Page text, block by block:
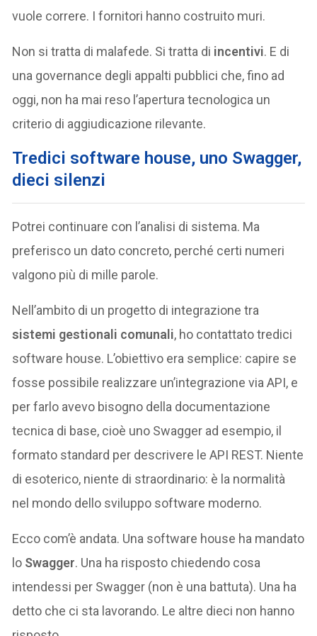
vuole correre. I fornitori hanno costruito muri.
Non si tratta di malafede. Si tratta di incentivi. E di
una governance degli appalti pubblici che, fino ad
oggi, non ha mai reso l’apertura tecnologica un
criterio di aggiudicazione rilevante.
Tredici software house, uno Swagger,
dieci silenzi
Potrei continuare con l’analisi di sistema. Ma
preferisco un dato concreto, perché certi numeri
valgono più di mille parole.
Nell’ambito di un progetto di integrazione tra
sistemi gestionali comunali, ho contattato tredici
software house. L’obiettivo era semplice: capire se
fosse possibile realizzare un’integrazione via API, e
per farlo avevo bisogno della documentazione
tecnica di base, cioè uno Swagger ad esempio, il
formato standard per descrivere le API REST. Niente
di esoterico, niente di straordinario: è la normalità
nel mondo dello sviluppo software moderno.
Ecco com’è andata. Una software house ha mandato
lo Swagger. Una ha risposto chiedendo cosa
intendessi per Swagger (non è una battuta). Una ha
detto che ci sta lavorando. Le altre dieci non hanno